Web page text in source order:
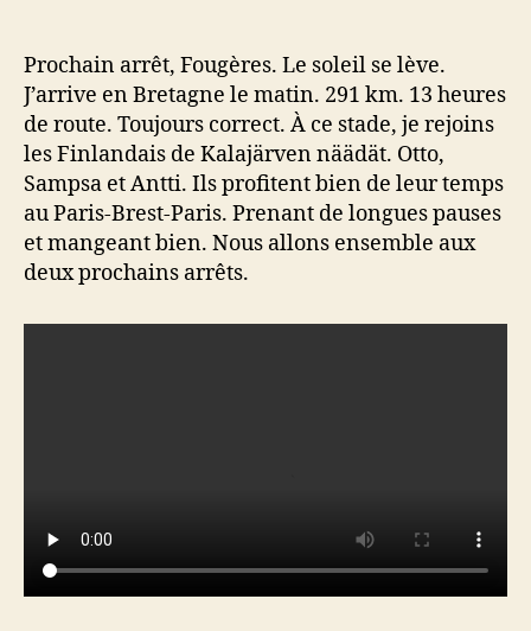
Prochain arrêt, Fougères. Le soleil se lève.
J’arrive en Bretagne le matin. 291 km. 13 heures
de route. Toujours correct. À ce stade, je rejoins
les Finlandais de Kalajärven näädät. Otto,
Sampsa et Antti. Ils profitent bien de leur temps
au Paris-Brest-Paris. Prenant de longues pauses
et mangeant bien. Nous allons ensemble aux
deux prochains arrêts.